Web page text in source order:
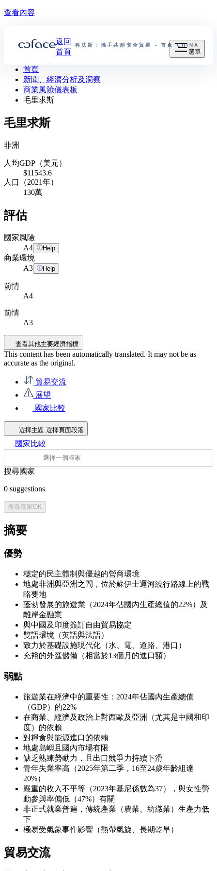
查看內容
科法斯：攜手共創安全貿易 - 首頁 CHINA
返回
首頁
選單
首頁
新聞、經濟分析及洞察
商業風險儀表板
毛里求斯
毛里求斯
非洲
人均GDP（美元）
$11543.6
人口（2021年）
130萬
評估
國家風險
A4 Help
商業環境
A3 Help
前情
A4
前情
A3
查看其他主要經濟指標
This content has been automatically translated. It may not be as
accurate as the original.
貿易交流
展望
國家比較
選擇主題 選擇頁面段落
國家比較
搜尋國家
0 suggestions
搜尋國家OK
摘要
優勢
穩定的民主體制與優越的營商環境
地處非洲與亞洲之間，位於蘇伊士運河繞行路線上的戰
略要地
蓬勃發展的旅遊業（2024年佔國內生產總值的22%）及
離岸金融業
與中國及印度簽訂自由貿易協定
雙語環境（英語與法語）
致力於基礎設施現代化（水、電、道路、港口）
充裕的外匯儲備（相當於13個月的進口額）
弱點
旅遊業在經濟中的重要性：2024年佔國內生產總值
（GDP）的22%
在商業、經濟及政治上對西歐及亞洲（尤其是中國和印
度）的依賴
對糧食與能源進口的依賴
地處島嶼且國內市場有限
缺乏熟練勞動力，且出口競爭力持續下滑
青年失業率高（2025年第二季，16至24歲年齡組達
20%）
嚴重的收入不平等（2023年基尼係數為37），與女性勞
動參與率偏低（47%）有關
非正式就業普遍，傳統產業（農業、紡織業）生產力低
下
極易受氣象事件影響（熱帶氣旋、長期乾旱）
貿易交流